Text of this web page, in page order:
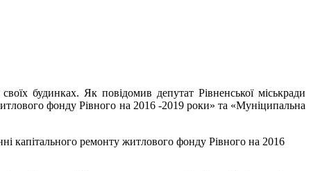
будинках. Як повідомив депутат Рівненської міськради
фонду Рівного на 2016 -2019 роки» та «Муніципальна
капітального ремонту житлового фонду Рівного на 2016